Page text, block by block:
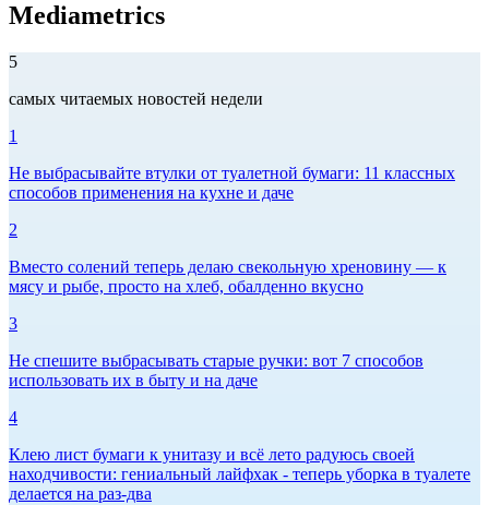
Mediametrics
5
самых читаемых новостей недели
1
Не выбрасывайте втулки от туалетной бумаги: 11 классных
способов применения на кухне и даче
2
Вместо солений теперь делаю свекольную хреновину — к
мясу и рыбе, просто на хлеб, обалденно вкусно
3
Не спешите выбрасывать старые ручки: вот 7 способов
использовать их в быту и на даче
4
Клею лист бумаги к унитазу и всё лето радуюсь своей
находчивости: гениальный лайфхак - теперь уборка в туалете
делается на раз-два